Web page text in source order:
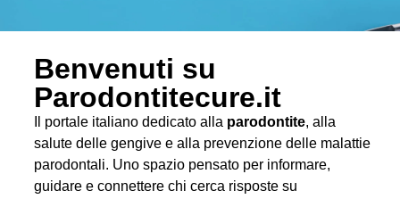
Benvenuti su
Parodontitecure.it
Il portale italiano dedicato alla parodontite, alla
salute delle gengive e alla prevenzione delle malattie
parodontali. Uno spazio pensato per informare,
guidare e connettere chi cerca risposte su